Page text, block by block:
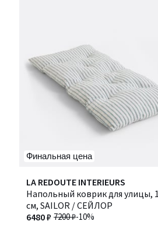
Финальная цена
LA REDOUTE INTERIEURS
Напольный коврик для улицы,
см, SAILOR / СЕЙЛОР
7200 ₽-10%
6480 ₽
3
/
5